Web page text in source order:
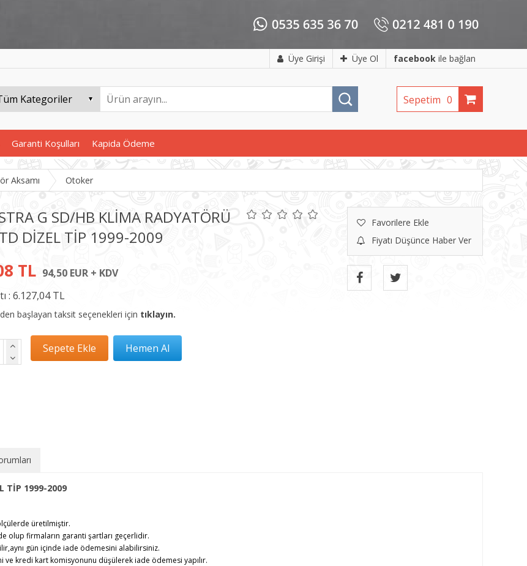
Üye Girişi Üye Ol facebook ile bağlan
Sepetim 0
Garanti Koşulları Kapida Ödeme
Aksamı Otoker
G SD/HB KLİMA RADYATÖRÜ
DİZEL TİP 1999-2009
Favorilere Ekle
Fiyatı Düşünce Haber Ver
TL 94,50 EUR + KDV
: 6.127,04 TL
başlayan taksit seçenekleri için tıklayın.
TİP 1999-2009
üretilmiştir.
olup firmaların garanti şartları geçerlidir.
gün içinde iade ödemesini alabilirsiniz.
kredi kart komisyonunu düşülerek iade ödemesi yapılır.